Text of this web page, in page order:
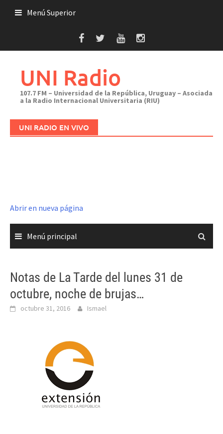
Menú Superior
UNI Radio
107.7 FM – Universidad de la República, Uruguay – Asociada
a la Radio Internacional Universitaria (RIU)
UNI RADIO EN VIVO
Abrir en nueva página
Menú principal
Notas de La Tarde del lunes 31 de
octubre, noche de brujas…
octubre 31, 2016 Ismael